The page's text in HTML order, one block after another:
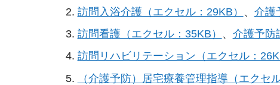
訪問入浴介護（エクセル：29KB）
、 介護
訪問看護（エクセル：35KB）
、 介護予防
訪問リハビリテーション（エクセル：
（介護予防）居宅療養管理指導（エクセ